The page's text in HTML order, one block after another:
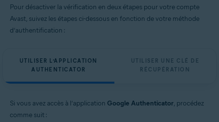
Pour désactiver la vérification en deux étapes pour votre compte
Avast, suivez les étapes ci-dessous en fonction de votre méthode
d’authentification :
UTILISER L’APPLICATION
AUTHENTICATOR
UTILISER UNE CLÉ DE
RÉCUPÉRATION
Si vous avez accès à l’application Google Authenticator, procédez
comme suit :